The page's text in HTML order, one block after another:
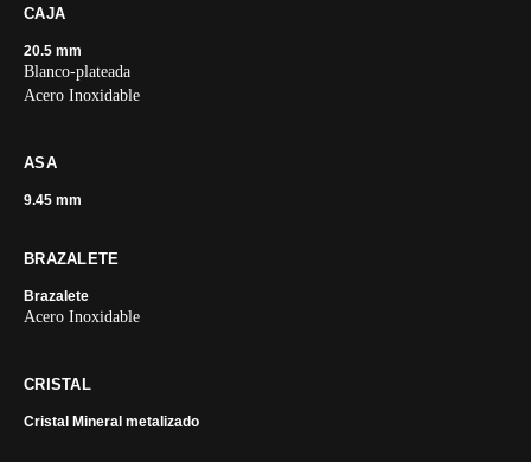
CAJA
20.5 mm
Blanco-plateada
Acero Inoxidable
ASA
9.45 mm
BRAZALETE
Brazalete
Acero Inoxidable
CRISTAL
Cristal Mineral metalizado